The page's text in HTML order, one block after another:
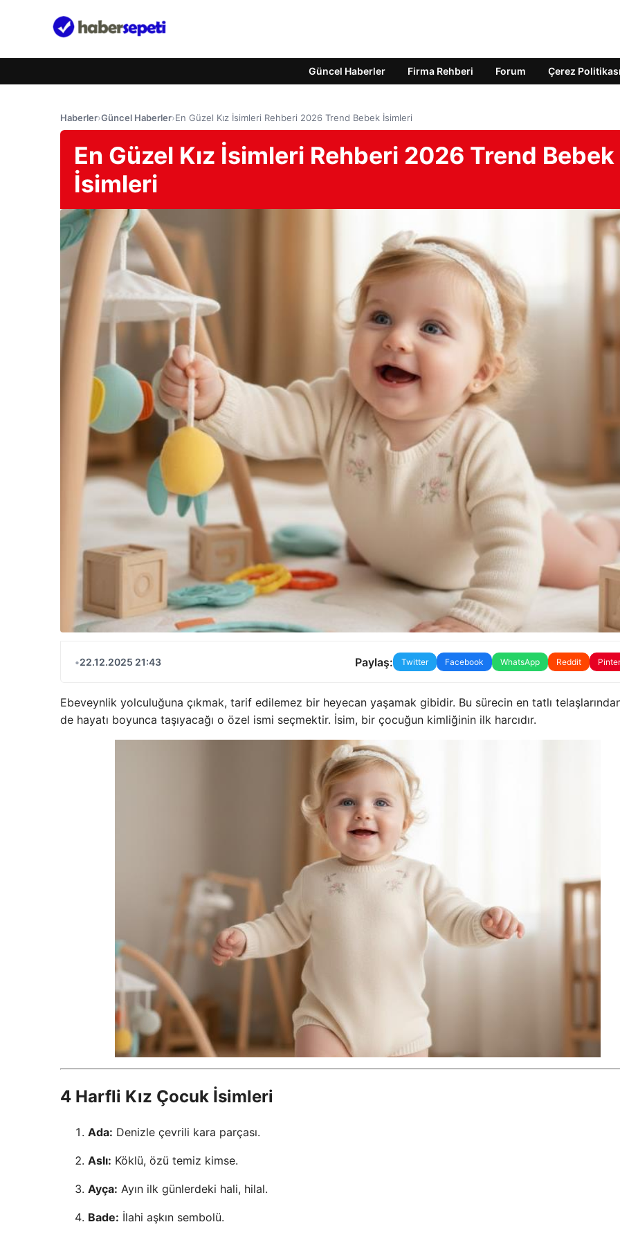
Güncel Haberler Firma Rehberi Forum Çerez Politikası
Haberler›Güncel Haberler›En Güzel Kız İsimleri Rehberi 2026 Trend Bebek İsimleri
En Güzel Kız İsimleri Rehberi 2026 Trend Bebek
İsimleri
•22.12.2025 21:43 Paylaş: Twitter Facebook WhatsApp Reddit
Ebeveynlik yolculuğuna çıkmak, tarif edilemez bir heyecan yaşamak gibidir. Bu sürecin en tatlı
de hayatı boyunca taşıyacağı o özel ismi seçmektir. İsim, bir çocuğun kimliğinin ilk harcıdır.
4 Harfli Kız Çocuk İsimleri
Ada: Denizle çevrili kara parçası.
Aslı: Köklü, özü temiz kimse.
Ayça: Ayın ilk günlerdeki hali, hilal.
Bade: İlahi aşkın sembolü.